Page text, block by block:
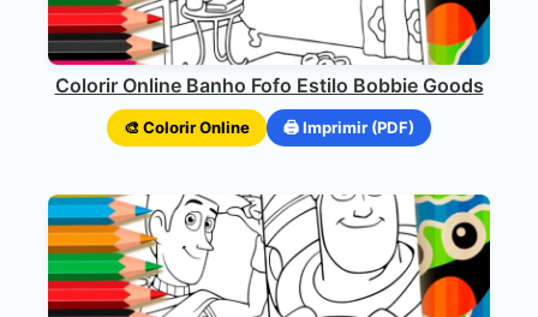
Colorir Online Banho Fofo Estilo Bobbie Goods
🎨 Colorir Online 🖨️ Imprimir (PDF)